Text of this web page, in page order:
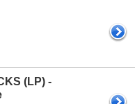
(LP) -